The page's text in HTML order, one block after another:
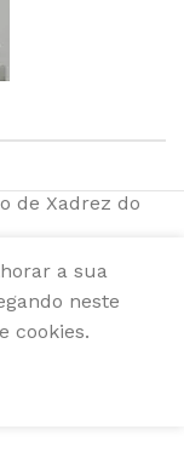
de Xadrez do
a sua
neste
cookies.